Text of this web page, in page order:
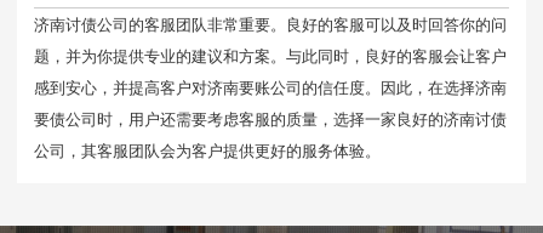
济南讨债公司的客服团队非常重要。良好的客服可以及时回答你的问
题，并为你提供专业的建议和方案。与此同时，良好的客服会让客户
感到安心，并提高客户对济南要账公司的信任度。因此，在选择济南
要债公司时，用户还需要考虑客服的质量，选择一家良好的济南讨债
公司，其客服团队会为客户提供更好的服务体验。